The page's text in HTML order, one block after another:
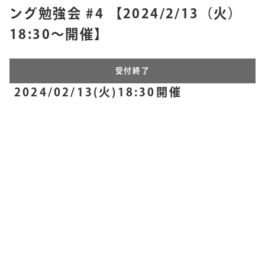
ング勉強会 #4 【2024/2/13（火）
18:30〜開催】
受付終了
2024/02/13(火)18:30開催